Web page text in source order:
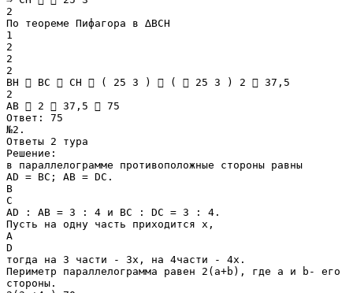
2
По теореме Пифагора в ∆BCH
1
2
2
2
BH  BC  CH  ( 25 3 )  (  25 3 ) 2  37,5
2
AB  2  37,5  75
Ответ: 75
№2.
Ответы 2 тура
Решение:
в параллелограмме противоположные стороны равны
АD = BC; AB = DC.
B
C
AD : AB = 3 : 4 и BC : DC = 3 : 4.
Пусть на одну часть приходится х,
A
D
тогда на 3 части - 3х, на 4части - 4х.
Периметр параллелограмма равен 2(a+b), где а и b- его
стороны.